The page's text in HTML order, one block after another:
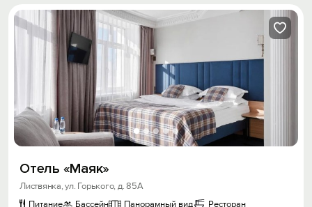
Отель «Маяк»
Листвянка, ул. Горького, д. 85А
Питание
Бассейн Панорамный вид Ресторан